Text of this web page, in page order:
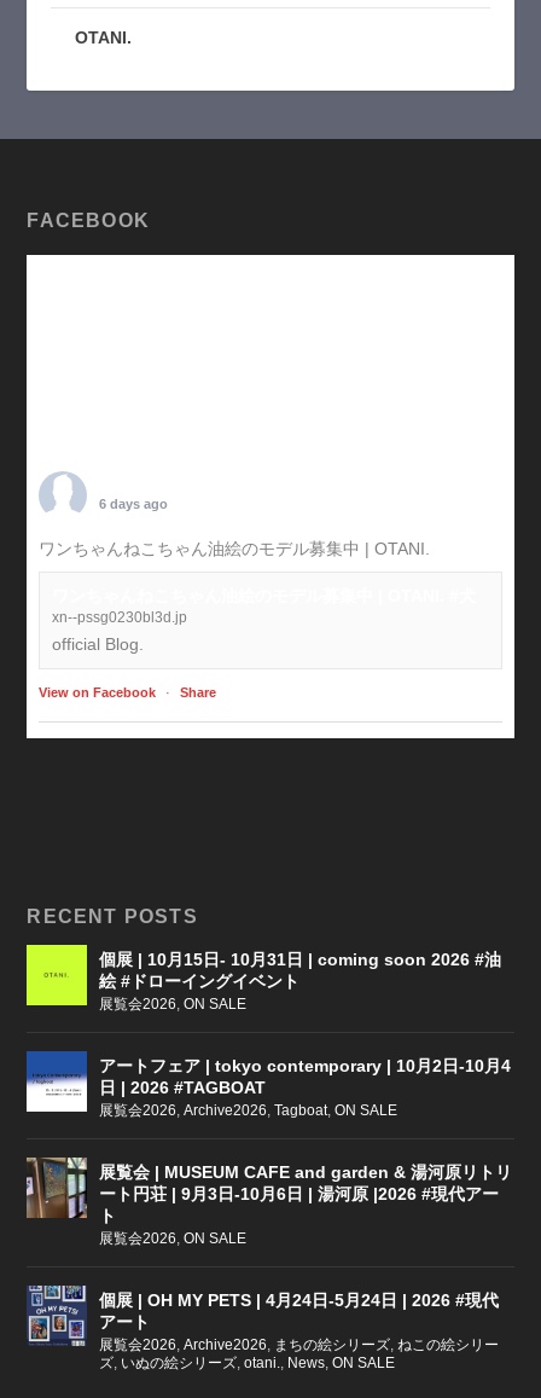
OTANI.
FACEBOOK
6 days ago
ワンちゃんねこちゃん油絵のモデル募集中 | OTANI.
xn--pssg0230bl3d.jp
official Blog.
View on Facebook · Share
RECENT POSTS
個展 | 10月15日- 10月31日 | coming soon 2026 #油
絵 #ドローイングイベント
展覧会2026,ON SALE
アートフェア | tokyo contemporary | 10月2日-10月4
日 | 2026 #TAGBOAT
展覧会2026,Archive2026,Tagboat,ON SALE
展覧会 | MUSEUM CAFE and garden & 湯河原リトリ
ート円荘 | 9月3日-10月6日 | 湯河原 |2026 #現代アー
ト
展覧会2026,ON SALE
個展 | OH MY PETS | 4月24日-5月24日 | 2026 #現代
アート
展覧会2026,Archive2026, まちの絵シリーズ,ねこの絵シリー
ズ, いぬの絵シリーズ,otani., News,ON SALE